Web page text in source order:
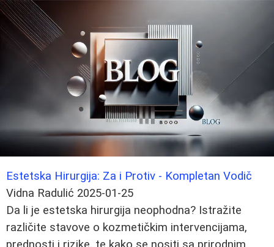
Estetska Hirurgija: Za i Protiv - Kompletan Vodič
Vidna Radulić 2025-01-25
Da li je estetska hirurgija neophodna? Istražite
različite stavove o kozmetičkim intervencijama,